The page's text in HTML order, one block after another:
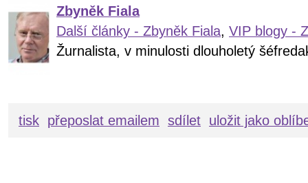
Zbyněk Fiala
Další články - Zbyněk Fiala, VIP blogy -
Žurnalista, v minulosti dlouholetý
tisk přeposlat emailem sdílet uložit jako